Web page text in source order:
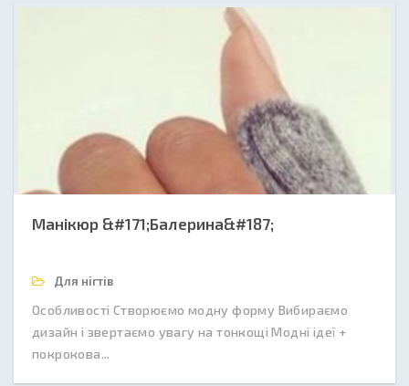
Манікюр &#171;Балерина&#187;
Для нігтів
Особливості Створюємо модну форму Вибираємо
дизайн і звертаємо увагу на тонкощі Модні ідеї +
покрокова...